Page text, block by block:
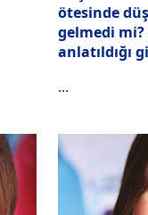
ötesinde
gelmedi mi?
anlatıldığı
...